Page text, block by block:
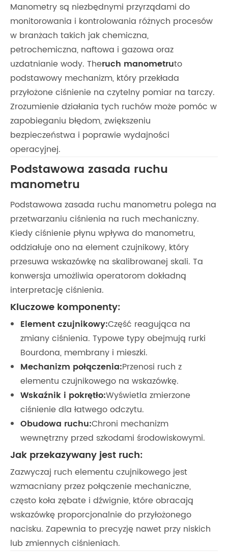
Manometry są niezbędnymi przyrządami do
monitorowania i kontrolowania różnych procesów
w branżach takich jak chemiczna,
petrochemiczna, naftowa i gazowa oraz
uzdatnianie wody. Theruch manometruto
podstawowy mechanizm, który przekłada
przyłożone ciśnienie na czytelny pomiar na tarczy.
Zrozumienie działania tych ruchów może pomóc w
zapobieganiu błędom, zwiększeniu
bezpieczeństwa i poprawie wydajności
operacyjnej.
Podstawowa zasada ruchu
manometru
Podstawowa zasada ruchu manometru polega na
przetwarzaniu ciśnienia na ruch mechaniczny.
Kiedy ciśnienie płynu wpływa do manometru,
oddziałuje ono na element czujnikowy, który
przesuwa wskazówkę na skalibrowanej skali. Ta
konwersja umożliwia operatorom dokładną
interpretację ciśnienia.
Kluczowe komponenty:
Element czujnikowy:Część reagująca na
zmiany ciśnienia. Typowe typy obejmują rurki
Bourdona, membrany i mieszki.
Mechanizm połączenia:Przenosi ruch z
elementu czujnikowego na wskazówkę.
Wskaźnik i pokrętło:Wyświetla zmierzone
ciśnienie dla łatwego odczytu.
Obudowa ruchu:Chroni mechanizm
wewnętrzny przed szkodami środowiskowymi.
Jak przekazywany jest ruch:
Zazwyczaj ruch elementu czujnikowego jest
wzmacniany przez połączenie mechaniczne,
często koła zębate i dźwignie, które obracają
wskazówkę proporcjonalnie do przyłożonego
nacisku. Zapewnia to precyzję nawet przy niskich
lub zmiennych ciśnieniach.